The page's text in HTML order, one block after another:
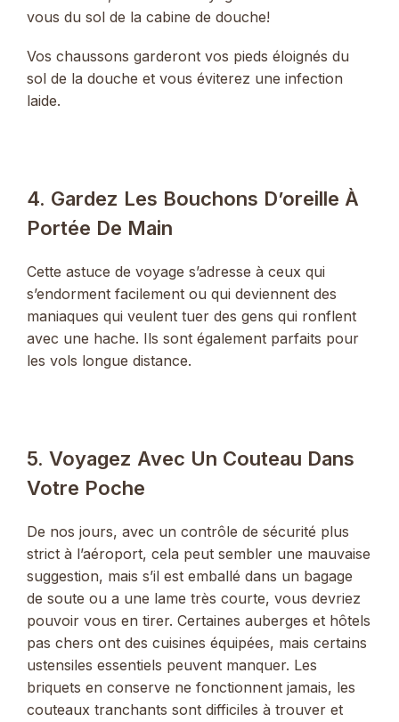
vous du sol de la cabine de douche!
Vos chaussons garderont vos pieds éloignés du
sol de la douche et vous éviterez une infection
laide.
4. Gardez Les Bouchons D’oreille À
Portée De Main
Cette astuce de voyage s’adresse à ceux qui
s’endorment facilement ou qui deviennent des
maniaques qui veulent tuer des gens qui ronflent
avec une hache. Ils sont également parfaits pour
les vols longue distance.
5. Voyagez Avec Un Couteau Dans
Votre Poche
De nos jours, avec un contrôle de sécurité plus
strict à l’aéroport, cela peut sembler une mauvaise
suggestion, mais s’il est emballé dans un bagage
de soute ou a une lame très courte, vous devriez
pouvoir vous en tirer. Certaines auberges et hôtels
pas chers ont des cuisines équipées, mais certains
ustensiles essentiels peuvent manquer. Les
briquets en conserve ne fonctionnent jamais, les
couteaux tranchants sont difficiles à trouver et